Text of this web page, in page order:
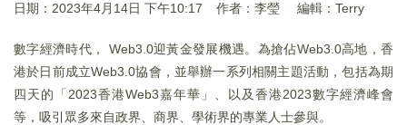
日期：2023年4月14日 下午10:17 作者：李瑩 編輯：Terry
數字經濟時代， Web3.0迎黃金發展機遇。為搶佔Web3.0高地，香
港於日前成立Web3.0協會，並舉辦一系列相關主題活動，包括為期
四天的「2023香港Web3嘉年華」、以及香港2023數字經濟峰會
等，吸引眾多來自政界、商界、學術界的專業人士參與。